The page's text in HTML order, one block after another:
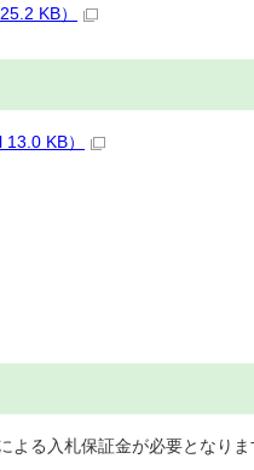
KB）
KB）
る入札保証金が必要となりま